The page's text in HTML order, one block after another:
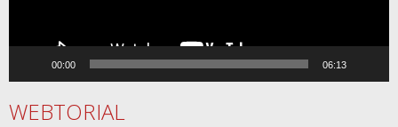
00:00 06:13
WEBTORIAL